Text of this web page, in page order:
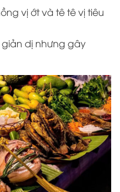
vị ớt và tê tê vị tiêu
dị nhưng gây